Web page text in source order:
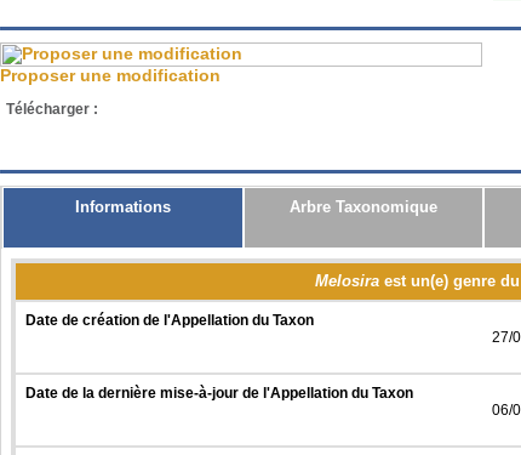
Proposer une modification
Télécharger :
Informations Arbre Taxonomique
Melosira est un(e) genre
Date de création de l'Appellation du Taxon
27/
Date de la dernière mise-à-jour de l'Appellation du Taxon
06/